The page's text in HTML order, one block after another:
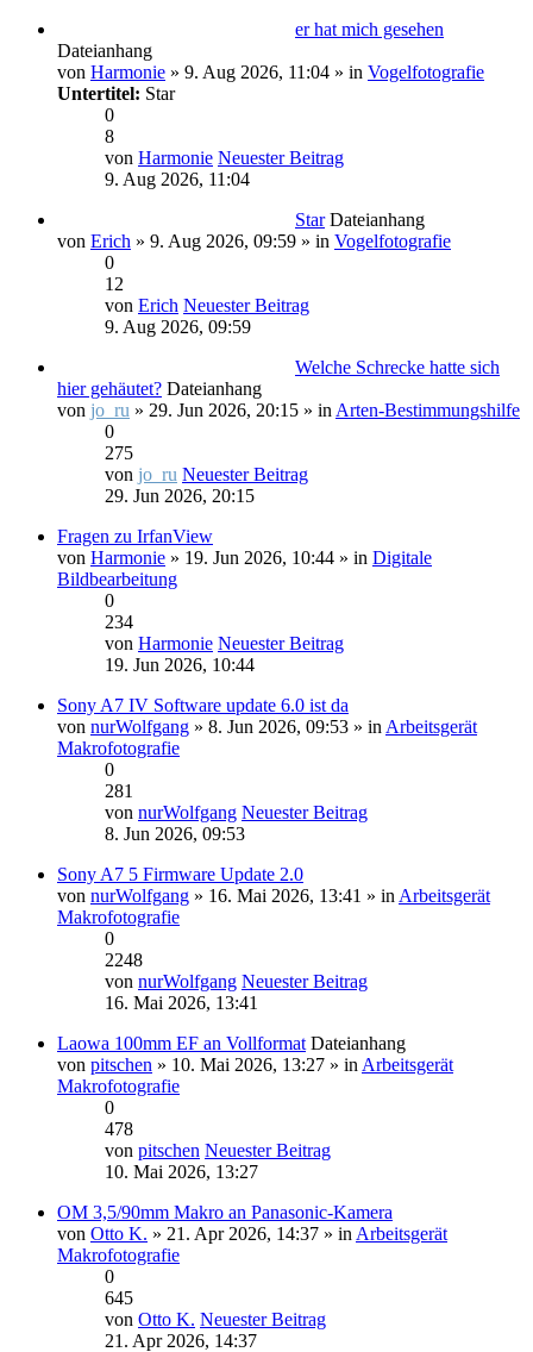
er hat mich gesehen
Dateianhang
von Harmonie » 9. Aug 2026, 11:04 » in Vogelfotografie
Untertitel: Star
0
8
von Harmonie Neuester Beitrag
9. Aug 2026, 11:04
Star Dateianhang
von Erich » 9. Aug 2026, 09:59 » in Vogelfotografie
0
12
von Erich Neuester Beitrag
9. Aug 2026, 09:59
Welche Schrecke hatte sich
hier gehäutet? Dateianhang
von jo_ru » 29. Jun 2026, 20:15 » in Arten-Bestimmungshilfe
0
275
von jo_ru Neuester Beitrag
29. Jun 2026, 20:15
Fragen zu IrfanView
von Harmonie » 19. Jun 2026, 10:44 » in Digitale
Bildbearbeitung
0
234
von Harmonie Neuester Beitrag
19. Jun 2026, 10:44
Sony A7 IV Software update 6.0 ist da
von nurWolfgang » 8. Jun 2026, 09:53 » in Arbeitsgerät
Makrofotografie
0
281
von nurWolfgang Neuester Beitrag
8. Jun 2026, 09:53
Sony A7 5 Firmware Update 2.0
von nurWolfgang » 16. Mai 2026, 13:41 » in Arbeitsgerät
Makrofotografie
0
2248
von nurWolfgang Neuester Beitrag
16. Mai 2026, 13:41
Laowa 100mm EF an Vollformat Dateianhang
von pitschen » 10. Mai 2026, 13:27 » in Arbeitsgerät
Makrofotografie
0
478
von pitschen Neuester Beitrag
10. Mai 2026, 13:27
OM 3,5/90mm Makro an Panasonic-Kamera
von Otto K. » 21. Apr 2026, 14:37 » in Arbeitsgerät
Makrofotografie
0
645
von Otto K. Neuester Beitrag
21. Apr 2026, 14:37